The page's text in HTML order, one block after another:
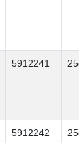
5912241
5912242